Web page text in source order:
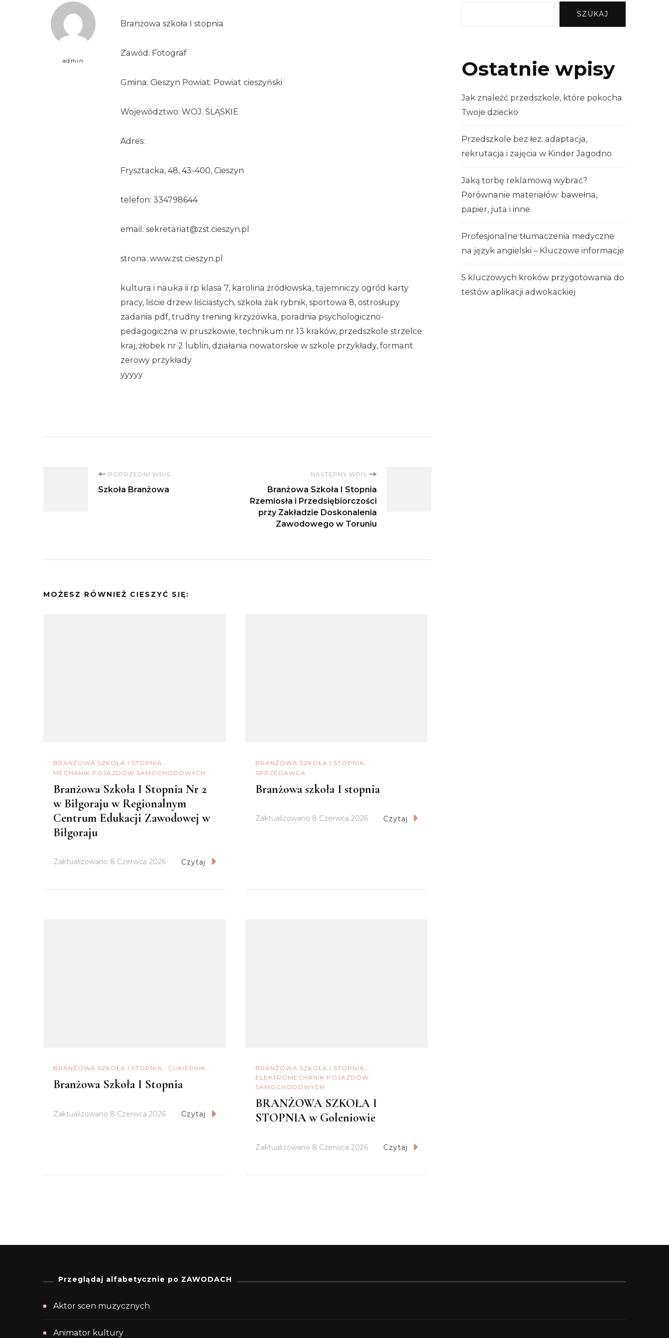
admin
Branżowa szkoła I stopnia
Zawód: Fotograf
Gmina: Cieszyn Powiat: Powiat cieszyński
Województwo: WOJ. ŚLĄSKIE
Adres:
Frysztacka, 48, 43-400, Cieszyn
telefon: 334798644
email: sekretariat@zst.cieszyn.pl
strona: www.zst.cieszyn.pl
kultura i nauka ii rp klasa 7, karolina źródłowska, tajemniczy ogród karty
pracy, liście drzew liściastych, szkoła żak rybnik, sportowa 8, ostrosłupy
zadania pdf, trudny trening krzyżówka, poradnia psychologiczno-
pedagogiczna w pruszkowie, technikum nr 13 kraków, przedszkole strzelce
kraj, żłobek nr 2 lublin, działania nowatorskie w szkole przykłady, formant
zerowy przykłady
yyyyy
Nawigacja
POPRZEDNI WPIS
Szkoła Branżowa
NASTĘPNY WPIS
Branżowa Szkoła I Stopnia
Rzemiosła i Przedsiębiorczości
przy Zakładzie Doskonalenia
Zawodowego w Toruniu
MOŻESZ RÓWNIEŻ CIESZYĆ SIĘ:
BRANŻOWA SZKOŁA I STOPNIA
MECHANIK POJAZDÓW SAMOCHODOWYCH
Branżowa Szkoła I Stopnia Nr 2
w Biłgoraju w Regionalnym
Centrum Edukacji Zawodowej w
Biłgoraju
Zaktualizowano 8 Czerwca 2026 Czytaj
BRANŻOWA SZKOŁA I STOPNIA
SPRZEDAWCA
Branżowa szkoła I stopnia
Zaktualizowano 8 Czerwca 2026 Czytaj
BRANŻOWA SZKOŁA I STOPNIA CUKIERNIK
Branżowa Szkoła I Stopnia
Zaktualizowano 8 Czerwca 2026 Czytaj
BRANŻOWA SZKOŁA I STOPNIA
ELEKTROMECHANIK POJAZDÓW
SAMOCHODOWYCH
BRANŻOWA SZKOŁA I
STOPNIA w Goleniowie
Zaktualizowano 8 Czerwca 2026 Czytaj
SZUKAJ
Ostatnie wpisy
Jak znaleźć przedszkole, które pokocha
Twoje dziecko
Przedszkole bez łez: adaptacja,
rekrutacja i zajęcia w Kinder Jagodno
Jaką torbę reklamową wybrać?
Porównanie materiałów: bawełna,
papier, juta i inne
Profesjonalne tłumaczenia medyczne
na język angielski – Kluczowe informacje
5 kluczowych kroków przygotowania do
testów aplikacji adwokackiej
Przeglądaj alfabetycznie po ZAWODACH
Aktor scen muzycznych
Animator kultury